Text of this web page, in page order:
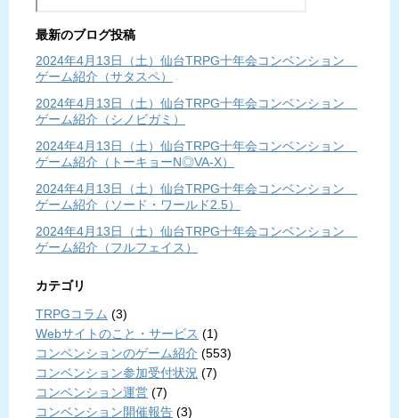
最新のブログ投稿
2024年4月13日（土）仙台TRPG十年会コンベンション
ゲーム紹介（サタスペ）
2024年4月13日（土）仙台TRPG十年会コンベンション
ゲーム紹介（シノビガミ）
2024年4月13日（土）仙台TRPG十年会コンベンション
ゲーム紹介（トーキョーN◎VA-X）
2024年4月13日（土）仙台TRPG十年会コンベンション
ゲーム紹介（ソード・ワールド2.5）
2024年4月13日（土）仙台TRPG十年会コンベンション
ゲーム紹介（フルフェイス）
カテゴリ
TRPGコラム (3)
Webサイトのこと・サービス (1)
コンベンションのゲーム紹介 (553)
コンベンション参加受付状況 (7)
コンベンション運営 (7)
コンベンション開催報告 (3)